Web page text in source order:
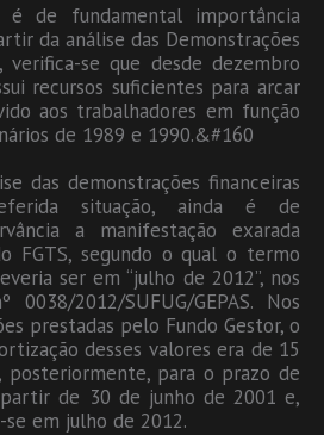
é de fundamental importância
da análise das Demonstrações
verifica-se que desde dezembro
recursos suficientes para arcar
aos trabalhadores em função
de 1989 e 1990.&#160
das demonstrações financeiras
situação, ainda é de
a manifestação exarada
FGTS, segundo o qual o termo
ser em “julho de 2012”, nos
2012/SUFUG/GEPAS. Nos
prestadas pelo Fundo Gestor, o
desses valores era de 15
posteriormente, para o prazo de
de 30 de junho de 2001 e,
em julho de 2012.